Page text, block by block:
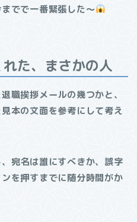
でで一番緊張した〜
た、まさかの人
職挨拶メールの幾つかと、
本の文面を参考にして考え
宛名は誰にすべきか、誤字
を押すまでに随分時間がか